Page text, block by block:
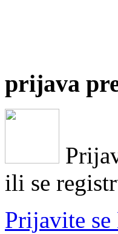
prijava
ili se
Prijavite